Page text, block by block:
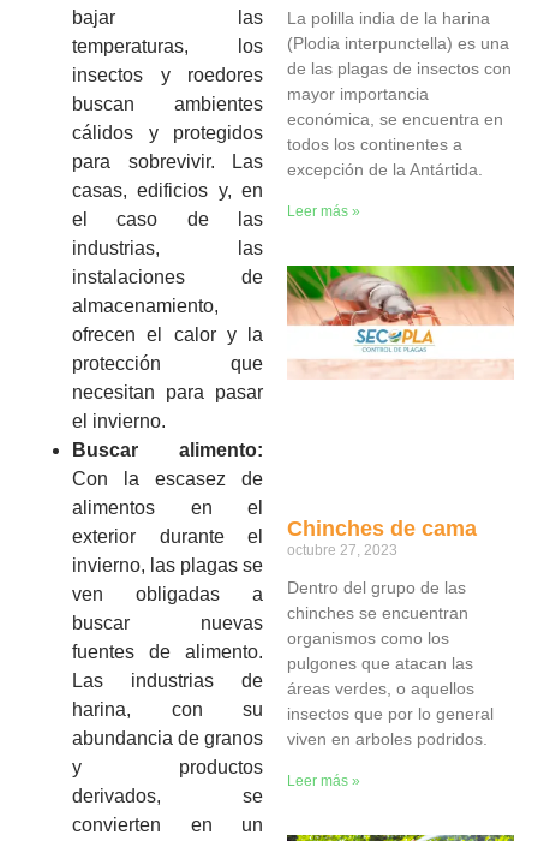
bajar las
temperaturas, los
insectos y roedores
buscan ambientes
cálidos y protegidos
para sobrevivir. Las
casas, edificios y, en
el caso de las
industrias, las
instalaciones de
almacenamiento,
ofrecen el calor y la
protección que
necesitan para pasar
el invierno.
Buscar alimento:
Con la escasez de
alimentos en el
exterior durante el
invierno, las plagas se
ven obligadas a
buscar nuevas
fuentes de alimento.
Las industrias de
harina, con su
abundancia de granos
y productos
derivados, se
convierten en un
La polilla india de la harina
(Plodia interpunctella) es una
de las plagas de insectos con
mayor importancia
económica, se encuentra en
todos los continentes a
excepción de la Antártida.
Leer más »
Chinches de cama
octubre 27, 2023
Dentro del grupo de las
chinches se encuentran
organismos como los
pulgones que atacan las
áreas verdes, o aquellos
insectos que por lo general
viven en arboles podridos.
Leer más »